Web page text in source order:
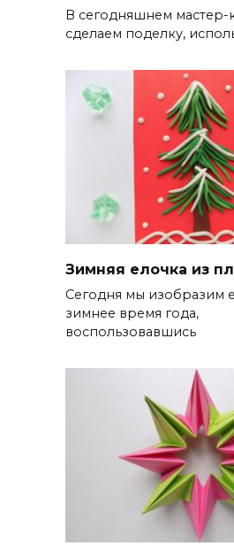
В сегодняшнем мастер-
сделаем поделку,
Зимняя елочка из
Сегодня мы изобразим
зимнее время года,
воспользовавшись